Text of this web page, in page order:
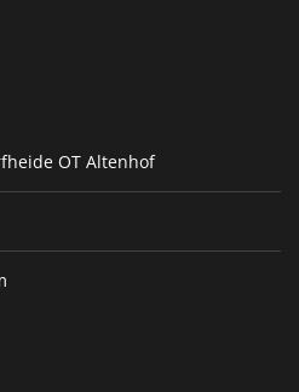
OT Altenhof